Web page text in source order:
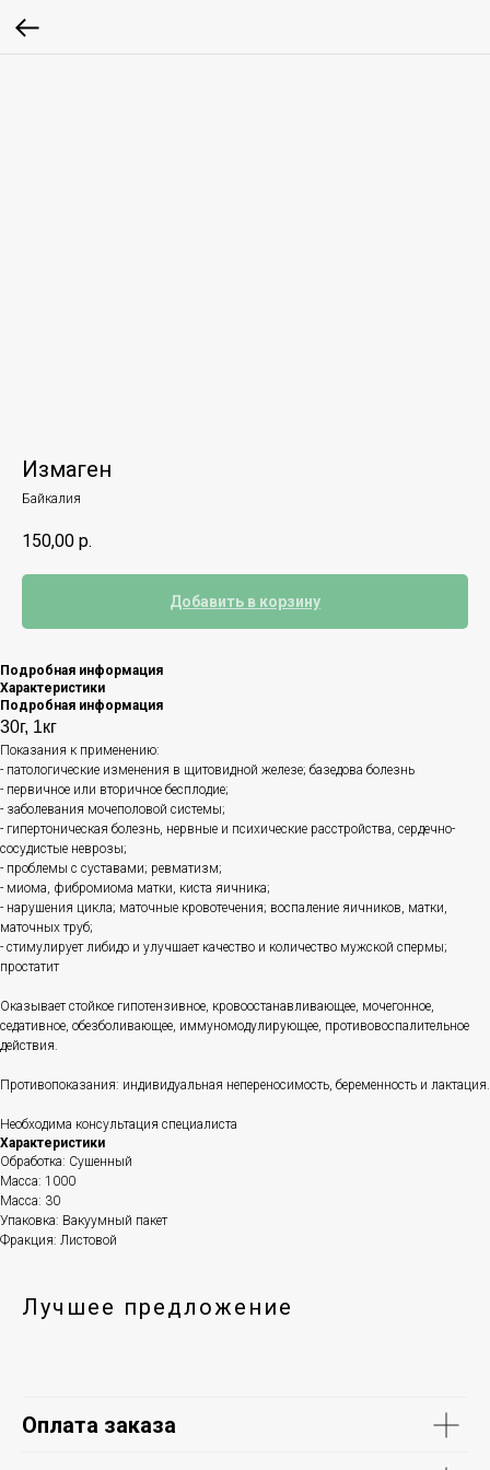
Измаген
Байкалия
150,00 р.
Добавить в корзину
Подробная информация
Характеристики
Подробная информация
30г, 1кг
Показания к применению:
- патологические изменения в щитовидной железе; базедова болезнь
- первичное или вторичное бесплодие;
- заболевания мочеполовой системы;
- гипертоническая болезнь, нервные и психические расстройства, сердечно-
сосудистые неврозы;
- проблемы с суставами; ревматизм;
- миома, фибромиома матки, киста яичника;
- нарушения цикла; маточные кровотечения; воспаление яичников, матки,
маточных труб;
- стимулирует либидо и улучшает качество и количество мужской спермы;
простатит
Оказывает стойкое гипотензивное, кровоостанавливающее, мочегонное,
седативное, обезболивающее, иммуномодулирующее, противовоспалительное
действия.
Противопоказания: индивидуальная непереносимость, беременность и лактация.
Необходима консультация специалиста
Характеристики
Обработка: Сушенный
Масса: 1000
Масса: 30
Упаковка: Вакуумный пакет
Фракция: Листовой
Лучшее предложение
Оплата заказа